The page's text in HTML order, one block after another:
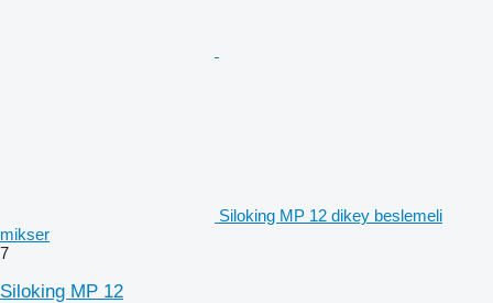
Siloking MP 12 dikey beslemeli
mikser
7
Siloking MP 12